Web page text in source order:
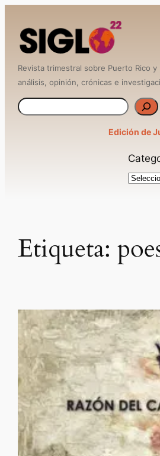
contenido
Revista trimestral sobre Puerto Rico y
análisis, opinión, crónicas e
B
Edición de
Etiqueta: